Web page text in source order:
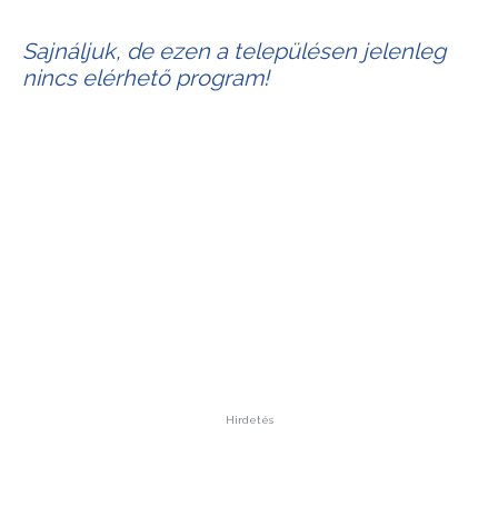
Sajnáljuk, de ezen a településen jelenleg
nincs elérhető program!
Hirdetés